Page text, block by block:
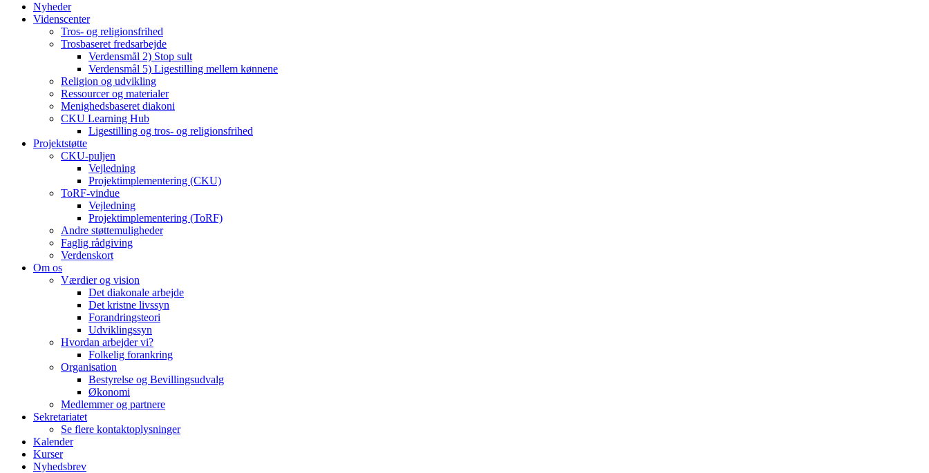
Nyheder
Videnscenter
Tros- og religionsfrihed
Trosbaseret fredsarbejde
Verdensmål 2) Stop sult
Verdensmål 5) Ligestilling mellem kønnene
Religion og udvikling
Ressourcer og materialer
Menighedsbaseret diakoni
CKU Learning Hub
Ligestilling og tros- og religionsfrihed
Projektstøtte
CKU-puljen
Vejledning
Projektimplementering (CKU)
ToRF-vindue
Vejledning
Projektimplementering (ToRF)
Andre støttemuligheder
Faglig rådgiving
Verdenskort
Om os
Værdier og vision
Det diakonale arbejde
Det kristne livssyn
Forandringsteori
Udviklingssyn
Hvordan arbejder vi?
Folkelig forankring
Organisation
Bestyrelse og Bevillingsudvalg
Økonomi
Medlemmer og partnere
Sekretariatet
Se flere kontaktoplysninger
Kalender
Kurser
Nyhedsbrev